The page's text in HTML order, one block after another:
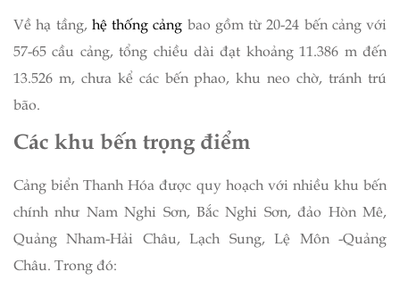
Về hạ tầng, hệ thống cảng bao gồm từ 20-24 bến cảng với
57-65 cầu cảng, tổng chiều dài đạt khoảng 11.386 m đến
13.526 m, chưa kể các bến phao, khu neo chờ, tránh trú
bão.
Các khu bến trọng điểm
Cảng biển Thanh Hóa được quy hoạch với nhiều khu bến
chính như Nam Nghi Sơn, Bắc Nghi Sơn, đảo Hòn Mê,
Quảng Nham-Hải Châu, Lạch Sung, Lệ Môn -Quảng
Châu. Trong đó: